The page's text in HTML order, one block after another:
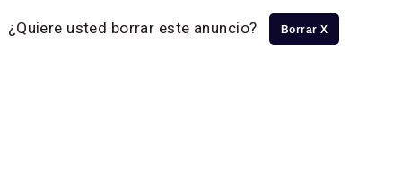
¿Quiere usted borrar este anuncio? Borrar X